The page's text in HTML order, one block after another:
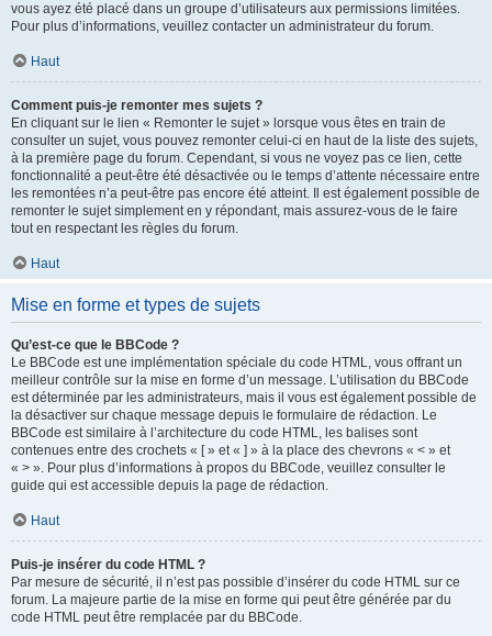
vous ayez été placé dans un groupe d’utilisateurs aux permissions limitées.
Pour plus d’informations, veuillez contacter un administrateur du forum.
Haut
Comment puis-je remonter mes sujets ?
En cliquant sur le lien « Remonter le sujet » lorsque vous êtes en train de
consulter un sujet, vous pouvez remonter celui-ci en haut de la liste des sujets,
à la première page du forum. Cependant, si vous ne voyez pas ce lien, cette
fonctionnalité a peut-être été désactivée ou le temps d’attente nécessaire entre
les remontées n’a peut-être pas encore été atteint. Il est également possible de
remonter le sujet simplement en y répondant, mais assurez-vous de le faire
tout en respectant les règles du forum.
Haut
Mise en forme et types de sujets
Qu’est-ce que le BBCode ?
Le BBCode est une implémentation spéciale du code HTML, vous offrant un
meilleur contrôle sur la mise en forme d’un message. L’utilisation du BBCode
est déterminée par les administrateurs, mais il vous est également possible de
la désactiver sur chaque message depuis le formulaire de rédaction. Le
BBCode est similaire à l’architecture du code HTML, les balises sont
contenues entre des crochets « [ » et « ] » à la place des chevrons « < » et
« > ». Pour plus d’informations à propos du BBCode, veuillez consulter le
guide qui est accessible depuis la page de rédaction.
Haut
Puis-je insérer du code HTML ?
Par mesure de sécurité, il n’est pas possible d’insérer du code HTML sur ce
forum. La majeure partie de la mise en forme qui peut être générée par du
code HTML peut être remplacée par du BBCode.